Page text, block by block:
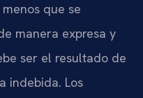
que se
manera expresa y
ser el resultado de
indebida. Los